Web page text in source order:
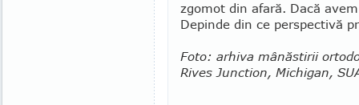
zgomot din afară. Dacă
Depinde din ce perspectivă
Foto: arhiva mânăstirii
Rives Junction, Michigan,